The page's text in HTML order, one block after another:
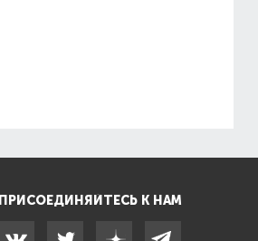
ПРИСОЕДИНЯЙТЕСЬ К НАМ